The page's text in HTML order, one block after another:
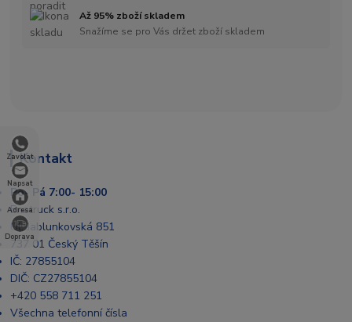
Zavolat
Napsat
Adresa
Doprava
Až 95% zboží skladem
Snažíme se pro Vás držet zboží skladem
Kontakt
Po- Pá 7:00- 15:00
Enatruck s.r.o.
Ul. Jablunkovská 851
737 01 Český Těšín
IČ: 27855104
DIČ: CZ27855104
+420 558 711 251
Všechna telefonní čísla